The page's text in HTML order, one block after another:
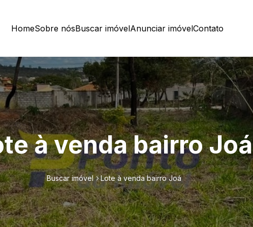
HomeSobre nósBuscar imóvelAnunciar imóvelContato
à venda bairro Joá
Buscar imóvel Lote à venda bairro Joá